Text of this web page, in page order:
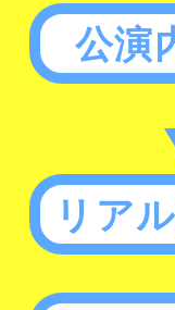
公演
リア